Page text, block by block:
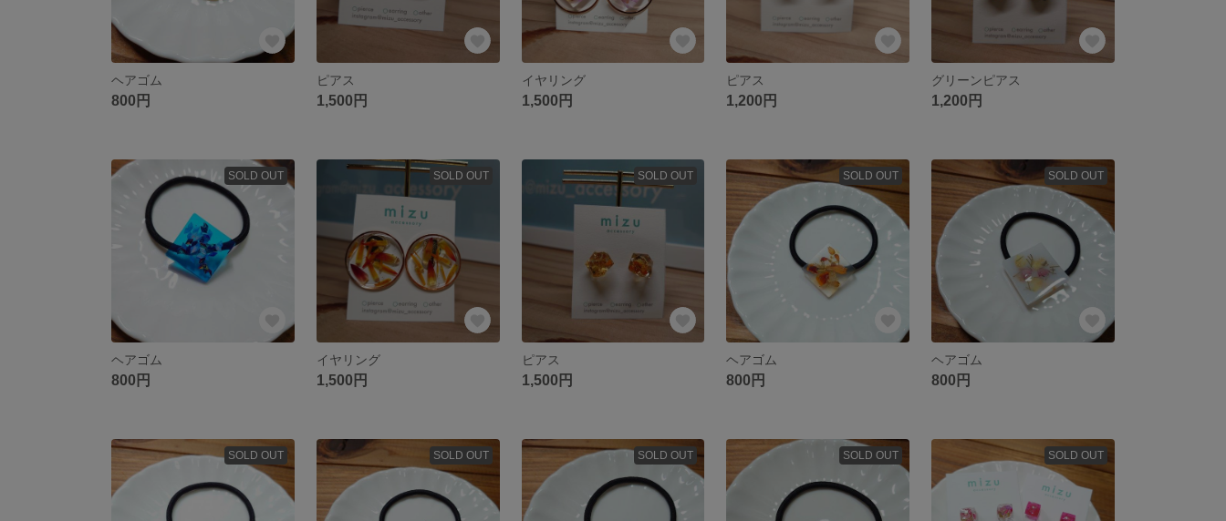
ヘアゴム
800円
ピアス
1,500円
イヤリング
1,500円
ピアス
1,200円
グリーンピアス
1,200円
SOLD OUT
ヘアゴム
800円
SOLD OUT
イヤリング
1,500円
SOLD OUT
ピアス
1,500円
SOLD OUT
ヘアゴム
800円
SOLD OUT
ヘアゴム
800円
SOLD OUT SOLD OUT SOLD OUT SOLD OUT SOLD OUT